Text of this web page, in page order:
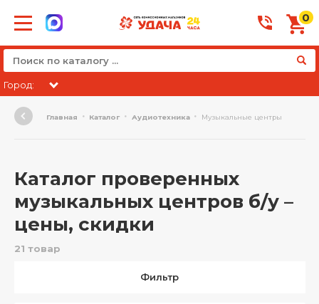
0
Город:
Главная Каталог Аудиотехника Музыкальные центры
Каталог проверенных
музыкальных центров б/у –
цены, скидки
21 товар
Фильтр